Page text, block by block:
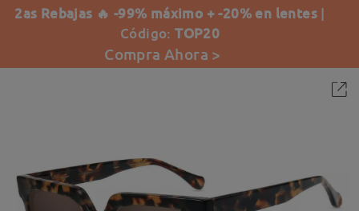
2as Rebajas 🔥 -99% máximo + -20% en lentes |
Código:TOP20
Compra Ahora >